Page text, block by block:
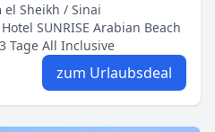
Sheikh / Sinai
SUNRISE Arabian Beach
Tage All Inclusive
zum Urlaubsdeal